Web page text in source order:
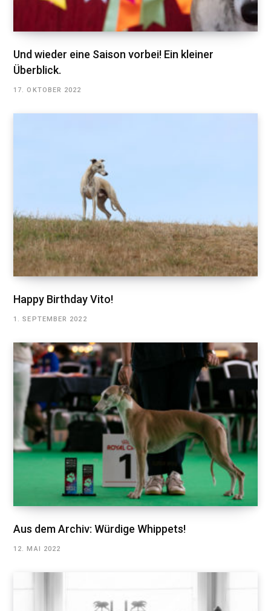
Und wieder eine Saison vorbei! Ein kleiner
Überblick.
17. OKTOBER 2022
Happy Birthday Vito!
1. SEPTEMBER 2022
Aus dem Archiv: Würdige Whippets!
12. MAI 2022